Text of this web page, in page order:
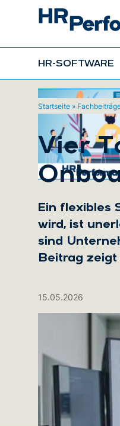
HR-SOFTWARE
Startseite »
Vier
Ein flexibles
wird, ist
sind
Beitrag
15.05.2026